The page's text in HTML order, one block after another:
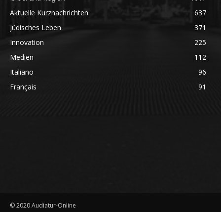
Aktuelle Kurznachrichten
637
Jüdisches Leben
371
Innovation
225
Medien
112
Italiano
96
Français
91
© 2020 Audiatur-Online